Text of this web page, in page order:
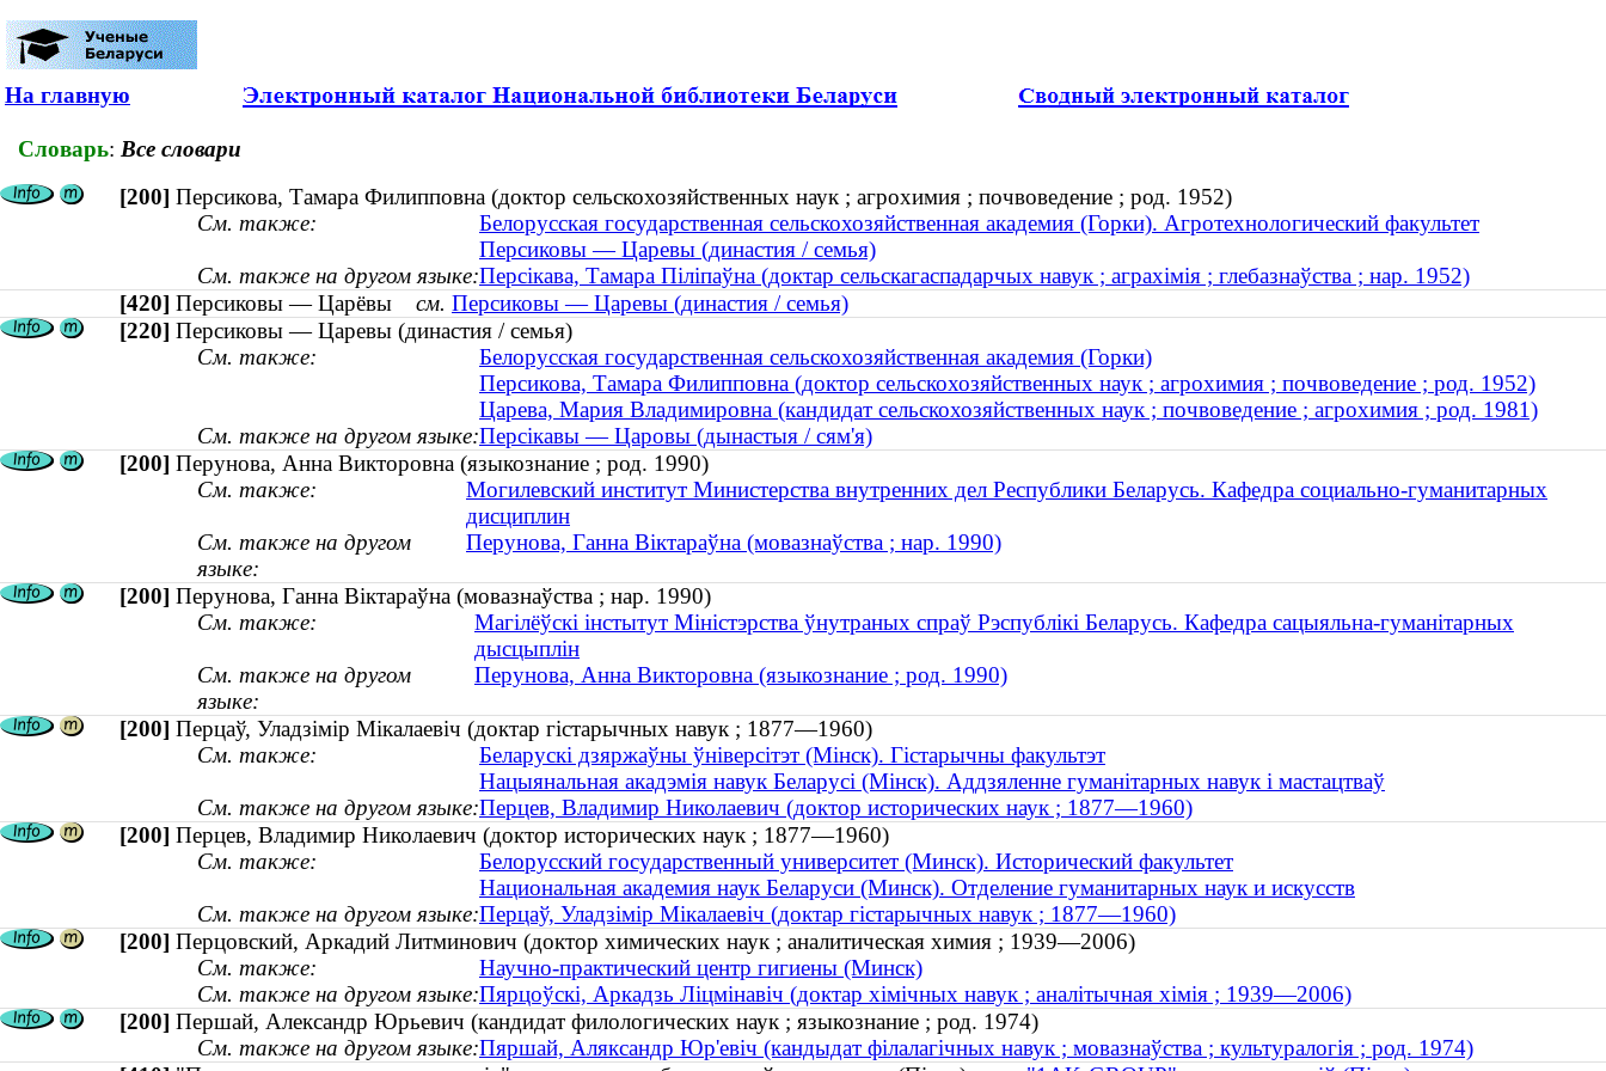
На главную
Словарь: Все словари
[200] Персикова, Тамара Филипповна (доктор сельскохозяйственных наук ; агрохимия ; почвоведение ; род. 1952)
См. также:
Белорусская государственная сельскохозяйственная академия (Горки). Агротехнологический факультет
Персиковы — Царевы (династия / семья)
См. также на другом языке:Персікава, Тамара Піліпаўна (доктар сельскагаспадарчых навук ; аграхімія ; глебазнаўства ; нар. 1952)
[420] Персиковы — Царёвы см. Персиковы — Царевы (династия / семья)
[220] Персиковы — Царевы (династия / семья)
См. также:
Белорусская государственная сельскохозяйственная академия (Горки)
Персикова, Тамара Филипповна (доктор сельскохозяйственных наук ; агрохимия ; почвоведение ; род. 1952)
Царева, Мария Владимировна (кандидат сельскохозяйственных наук ; почвоведение ; агрохимия ; род. 1981)
См. также на другом языке:Персікавы — Царовы (дынастыя / сям'я)
[200] Перунова, Анна Викторовна (языкознание ; род. 1990)
См. также:
Могилевский институт Министерства внутренних дел Республики Беларусь. Кафедра социально-гуманитарных
дисциплин
См. также на другом
языке:
Перунова, Ганна Віктараўна (мовазнаўства ; нар. 1990)
[200] Перунова, Ганна Віктараўна (мовазнаўства ; нар. 1990)
См. также:
Магілёўскі інстытут Міністэрства ўнутраных спраў Рэспублікі Беларусь. Кафедра сацыяльна-гуманітарных
дысцыплін
См. также на другом
языке:
Перунова, Анна Викторовна (языкознание ; род. 1990)
[200] Перцаў, Уладзімір Мікалаевіч (доктар гістарычных навук ; 1877—1960)
См. также:
Беларускі дзяржаўны ўніверсітэт (Мінск). Гістарычны факультэт
Нацыянальная акадэмія навук Беларусі (Мінск). Аддзяленне гуманітарных навук і мастацтваў
См. также на другом языке:Перцев, Владимир Николаевич (доктор исторических наук ; 1877—1960)
[200] Перцев, Владимир Николаевич (доктор исторических наук ; 1877—1960)
См. также:
Белорусский государственный университет (Минск). Исторический факультет
Национальная академия наук Беларуси (Минск). Отделение гуманитарных наук и искусств
См. также на другом языке:Перцаў, Уладзімір Мікалаевіч (доктар гістарычных навук ; 1877—1960)
[200] Перцовский, Аркадий Литминович (доктор химических наук ; аналитическая химия ; 1939—2006)
См. также:
Научно-практический центр гигиены (Минск)
См. также на другом языке:Пярцоўскі, Аркадзь Ліцмінавіч (доктар хімічных навук ; аналітычная хімія ; 1939—2006)
[200] Першай, Александр Юрьевич (кандидат филологических наук ; языкознание ; род. 1974)
См. также на другом языке:Пяршай, Аляксандр Юр'евіч (кандыдат філалагічных навук ; мовазнаўства ; культуралогія ; род. 1974)